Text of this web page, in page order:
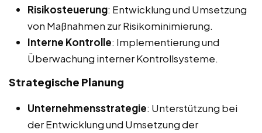
Risikosteuerung: Entwicklung und Umsetzung
von Maßnahmen zur Risikominimierung.
Interne Kontrolle: Implementierung und
Überwachung interner Kontrollsysteme.
Strategische Planung
Unternehmensstrategie: Unterstützung bei
der Entwicklung und Umsetzung der